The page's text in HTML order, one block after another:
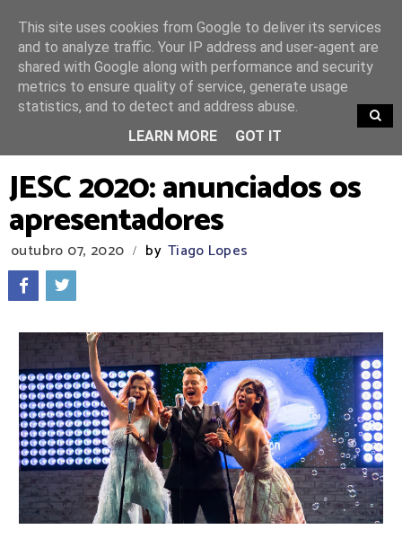
TRENDING
JESC 2020: anunciados os
apresentadores
outubro 07, 2020 / by Tiago Lopes
This site uses cookies from Google to deliver its services
and to analyze traffic. Your IP address and user-agent are
shared with Google along with performance and security
metrics to ensure quality of service, generate usage
statistics, and to detect and address abuse.
LEARN MORE
GOT IT